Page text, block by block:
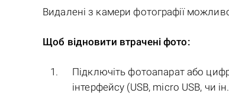
Видалені з камери фотографії
Щоб відновити втрачені фото:
Підключіть фотоапарат або
інтерфейсу (USB, micro USB, чи